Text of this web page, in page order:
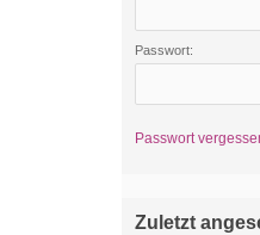
Passwort:
Passwort
Zuletzt